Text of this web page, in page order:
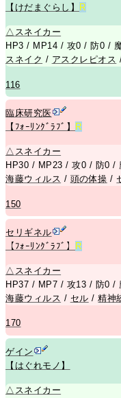
【けだまぐらし】
R
△ スネイカー
HP3 / MP14 / 攻0 / 防0 /
スネイク / アスクレピオス
116
臨床研究医
【ﾌｫｰﾘﾝｸﾞﾗﾌﾞ】
R
△ スネイカー
HP30 / MP23 / 攻0 / 防0 /
海藤ウィルス / 頭の体操 /
150
セリギネル
【ﾌｫｰﾘﾝｸﾞﾗﾌﾞ】
R
△ スネイカー
HP37 / MP7 / 攻13 / 防0 /
海藤ウィルス / セル /精神
170
ゲイン
【はぐれモノ】
△ スネイカー